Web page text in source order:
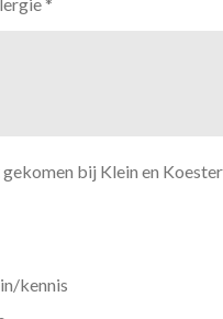
*
bij Klein en
kennis